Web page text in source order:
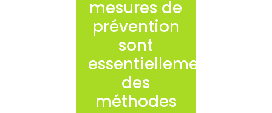
mesures de
prévention
sont
essentiellement
des
méthodes